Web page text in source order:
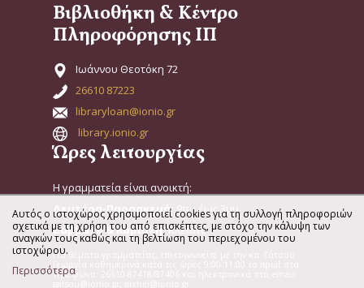
Βιβλιοθήκη & Κέντρο
Πληροφόρησης ΙΠ
Ιωάννου Θεοτόκη 72
26610 87223
libraryloan@ionio.gr
library.ionio.gr
Ώρες λειτουργίας
Η γραμματεία είναι ανοικτή:
Δευτέρα-Παρασκευή: 9πμ έως 3μμ
Σάββατο & Κυριακή:Κλειστά
Για θέματα γραμματείας, επικοινωνείτε με την κα. Γάτσου
τηλέφωνα: 26610-87418/87406 και ηλεκτρονικά στα email:
Αυτός ο ιστοχώρος χρησιμοποιεί cookies για τη συλλογή πληροφοριών
σχετικά με τη χρήση του από επισκέπτες, με στόχο την κάλυψη των
αναγκών τους καθώς και τη βελτίωση του περιεχομένου του
ιστοχώρου.
Περισσότερα